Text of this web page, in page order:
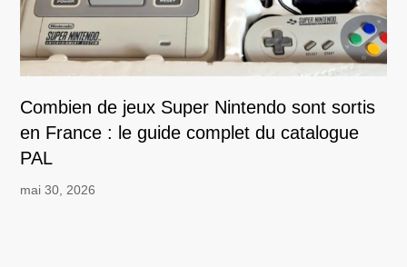
Combien de jeux Super Nintendo sont sortis
en France : le guide complet du catalogue
PAL
mai 30, 2026